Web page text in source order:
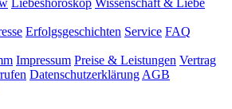
Erfolgsgeschichten Service FAQ
Impressum Preise & Leistungen Vertrag
Datenschutzerklärung AGB